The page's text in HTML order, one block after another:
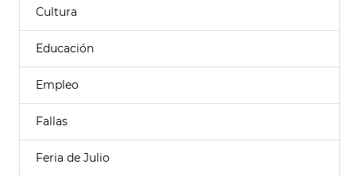
Cultura
Educación
Empleo
Fallas
Feria de Julio